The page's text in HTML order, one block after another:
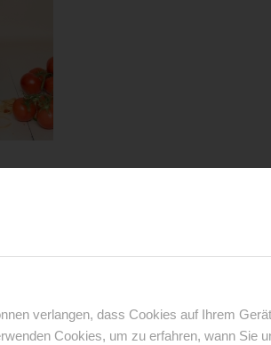
verlangen, dass Cookies auf Ihrem
Cookies, um zu erfahren, wann Sie
0